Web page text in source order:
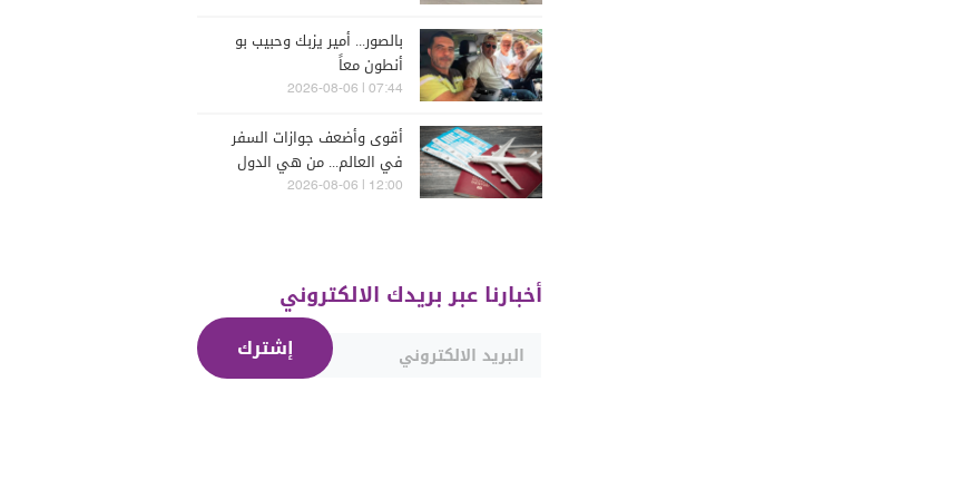
بالصور... أمير يزبك وحبيب بو
أنطون معاً
07:44 | 2026-08-06
أقوى وأضعف جوازات السفر
في العالم... من هي الدول
التي تصدّرت الترتيب؟
12:00 | 2026-08-06
أخبارنا عبر بريدك الالكتروني
إشترك